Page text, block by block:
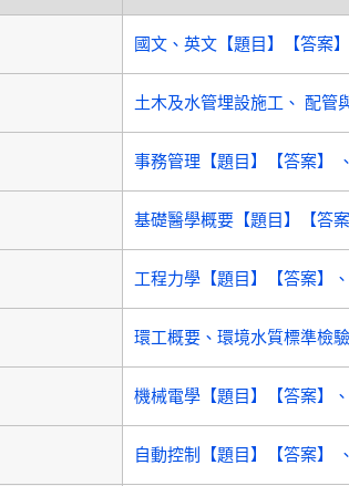
國文、英文【題目】【答案】
土木及水管埋設施工、 配管
事務管理【題目】【答案】
基礎醫學概要【題目】【答案
工程力學【題目】【答案】
環工概要、環境水質標準檢
機械電學【題目】【答案】
自動控制【題目】【答案】